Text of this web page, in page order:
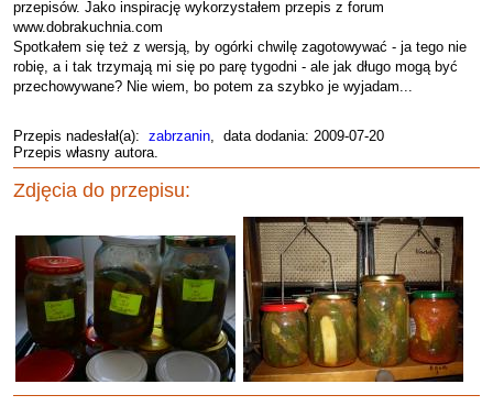
przepisów. Jako inspirację wykorzystałem przepis z forum
www.dobrakuchnia.com
Spotkałem się też z wersją, by ogórki chwilę zagotowywać - ja tego nie
robię, a i tak trzymają mi się po parę tygodni - ale jak długo mogą być
przechowywane? Nie wiem, bo potem za szybko je wyjadam...
Przepis nadesłał(a): zabrzanin, data dodania: 2009-07-20
Przepis własny autora.
Zdjęcia do przepisu: